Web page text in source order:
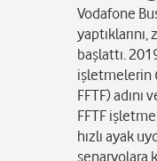
Vodafone
başlattı.
işletmelerin
FFTF) adını
FFTF
hızlı ayak
senaryolara